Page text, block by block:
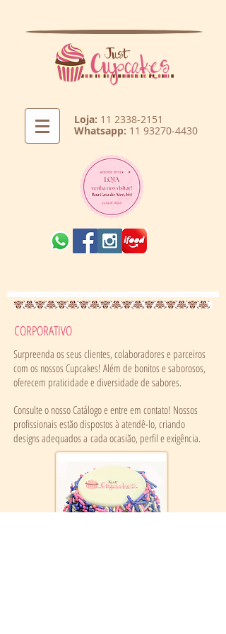
Loja: 11 2338-2151
Whatsapp: 11 93270-4430
CORPORATIVO
Surpreenda os seus clientes, colaboradores e parceiros
com os nossos Cupcakes! Além de bonitos e saborosos,
oferecem praticidade e diversidade de sabores.
Consulte o nosso Catálogo e entre em contato! Nossos
profissionais estão dispostos à atendê-lo, criando
designs adequados a cada ocasião, perfil e exigência.